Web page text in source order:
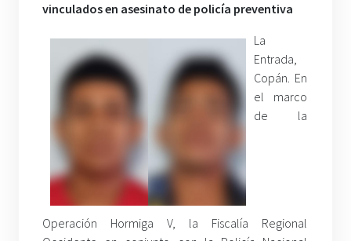
vinculados en asesinato de policía preventiva
La
Entrada,
Copán. En
el marco
de la
Operación Hormiga V, la Fiscalía Regional